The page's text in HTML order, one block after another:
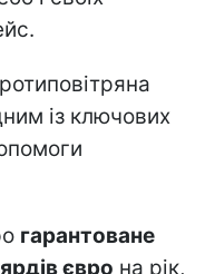
із ключових
гарантоване
євро на рік,